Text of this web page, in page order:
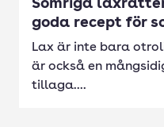
Somriga
goda recept för
Lax är inte bara
är också en
tillaga....